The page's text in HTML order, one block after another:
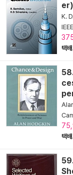
er)
K.
IEEE
택배
택배